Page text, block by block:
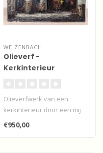
WEIZENBACH
Olieverf -
Kerkinterieur
Olieverfwerk van een
kerkinterieur door een mij
onbekende kunstenaar
Weizenbach...
€950,00